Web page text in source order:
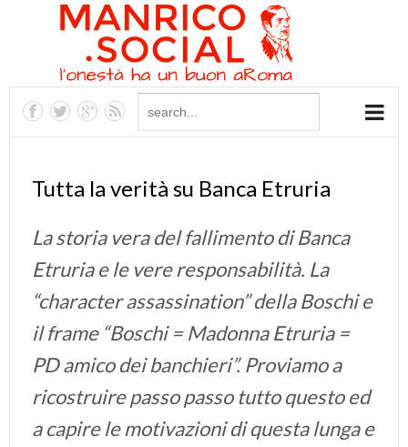
Tutta la verità su Banca Etruria
La storia vera del fallimento di Banca
Etruria e le vere responsabilità. La
“character assassination” della Boschi e
il frame “Boschi = Madonna Etruria =
PD amico dei banchieri”. Proviamo a
ricostruire passo passo tutto questo ed
a capire le motivazioni di questa lunga e